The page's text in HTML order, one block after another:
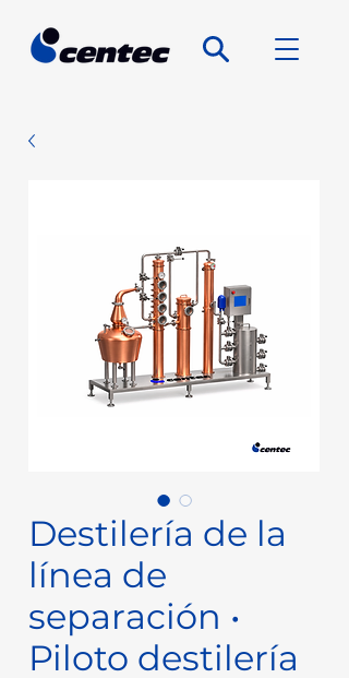
Destilería de la
línea de
separación •
Piloto destilería